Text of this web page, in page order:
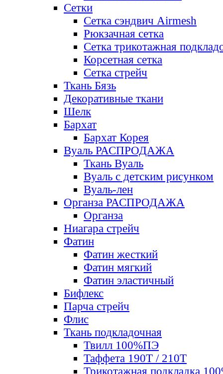
Сетки
Сетка сэндвич Airmesh
Рюкзачная сетка
Сетка трикотажная
Корсетная сетка
Сетка стрейч
Ткань Бязь
Декоративные ткани
Шелк
Бархат
Бархат Корея
Вуаль РАСПРОДАЖА
Ткань Вуаль
Вуаль с детским рисунком
Вуаль-лен
Органза РАСПРОДАЖА
Органза
Ниагара стрейч
Фатин
Фатин жесткий
Фатин мягкий
Фатин элаcтичный
Бифлекс
Парча стрейч
Флис
Ткань подкладочная
Твилл 100%ПЭ
Таффета 190Т / 210Т
Трикотажная подкладка